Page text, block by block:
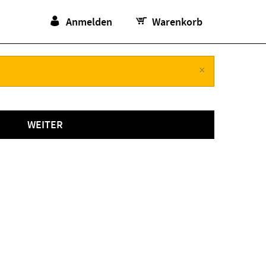
Anmelden Warenkorb
×
WEITER